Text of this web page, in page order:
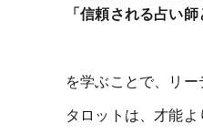
「信頼される占い師
を学ぶことで、リー
タロットは、才能よ